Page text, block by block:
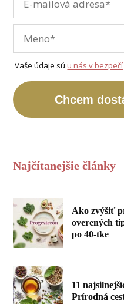
Vaše údaje súu nás v bezpečí
Chcem
Najčítanejšie články
Ako zvýšiť
overených
po 40-tke
11
Prírodná